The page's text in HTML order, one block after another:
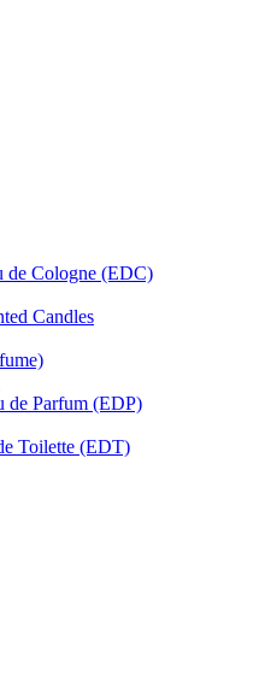
de Cologne (EDC)
Candles
de Parfum (EDP)
Toilette (EDT)